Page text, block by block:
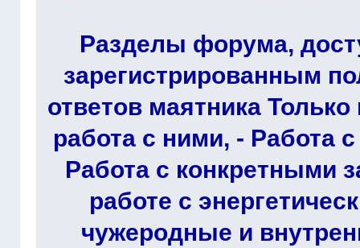
Разделы форума,
зарегистрированным
ответов маятника
работа с ними, - Работа
Работа с конкретными
работе с
чужеродные и